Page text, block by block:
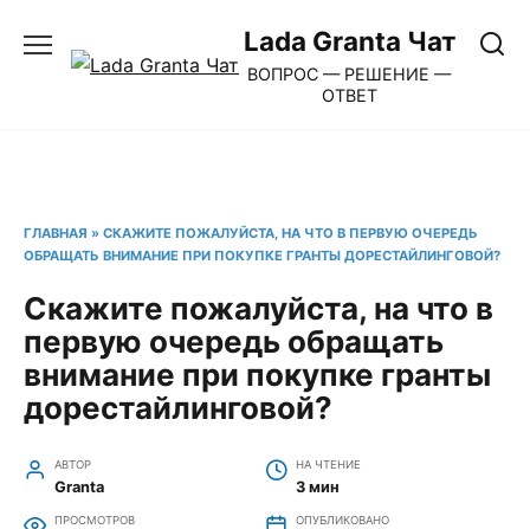
содержанию
Lada Granta Чат
ВОПРОС — РЕШЕНИЕ —
ОТВЕТ
ГЛАВНАЯ » СКАЖИТЕ ПОЖАЛУЙСТА, НА ЧТО В ПЕРВУЮ ОЧЕРЕДЬ
ОБРАЩАТЬ ВНИМАНИЕ ПРИ ПОКУПКЕ ГРАНТЫ ДОРЕСТАЙЛИНГОВОЙ?
Скажите пожалуйста, на что в
первую очередь обращать
внимание при покупке гранты
дорестайлинговой?
АВТОР
Granta
НА ЧТЕНИЕ
3 мин
ПРОСМОТРОВ ОПУБЛИКОВАНО